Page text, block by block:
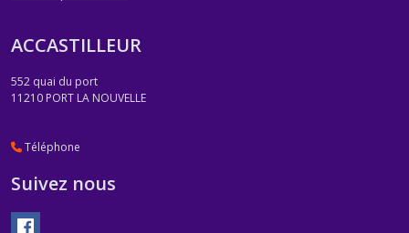
ACCASTILLEUR
552 quai du port
11210 PORT LA NOUVELLE
Téléphone
Suivez nous